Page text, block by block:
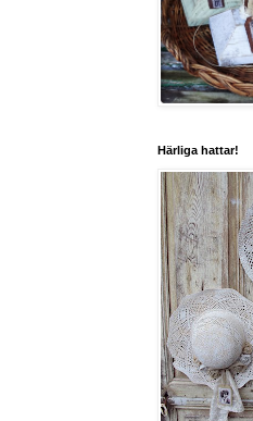
Härliga hattar!